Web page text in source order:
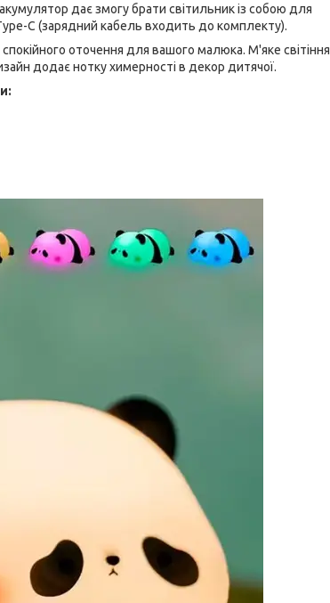
дає змогу брати світильник із собою для
C (зарядний кабель входить до комплекту).
оточення для вашого малюка. М'яке світіння
додає нотку химерності в декор дитячої.